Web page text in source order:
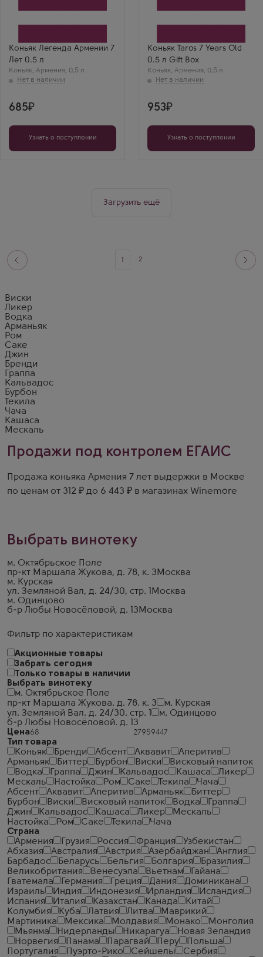
Фильтр по характеристикам
Акционные товары
Забрать сегодня
Только товары в наличии
Выбрать винотеку
м. Октябрьское Поле
пр-кт Маршала Жукова. д. 78. к. 3
м. Курская
ул. Земляной Вал. д. 24/30. стр. 1
м. Одинцово
б-р Любы Новосёловой. д. 13
Цена
Тип товара
Коньяк
Бренди Абсент Аквавит
Аперитив
Арманьяк
Биттер Бурбон Виски
Висковый напиток
Водка
Граппа Джин Кальвадос Кашаса
Ликер
Мескаль
Настойка Ром Саке Текила
Чача
Абсент
Аквавит Аперитив Арманьяк
Биттер
Бурбон
Виски Висковый напиток Водка
Граппа
Джин
Кальвадос Кашаса Ликер
Мескаль
Настойка
Ром Саке Текила
Чача
Страна
Армения
Грузия Россия Франция
Узбекистан
Абхазия
Австралия Австрия Азербайджан
Англия
Барбадос
Беларусь Бельгия Болгария
Бразилия
Великобритания
Венесуэла Вьетнам
Гайана
Гватемала
Германия Греция Дания
Доминикана
Израиль
Индия Индонезия Ирландия
Исландия
Испания
Италия Казахстан Канада
Китай
Колумбия
Куба Латвия Литва
Маврикий
Мартиника
Мексика Молдавия Монако
Монголия
Мьянма
Нидерланды Никарагуа
Новая Зеландия
Норвегия
Панама Парагвай Перу
Польша
Португалия
Пуэрто-Рико Сейшелы
Сербия
Коньяк Легенда Армении 7
Лет 0.5 л
Коньяк, Армения, 0,5 л
Years Old
Выдержка
7 лет
685
Узнать о поступлении
Коньяк Taros 7 Years Old
0.5 л Gift Box
Коньяк, Армения, 0,5 л
подарочной коробке
7 лет
953
Узнать о поступлении
Загрузить ещё
2
Виски
Ликер
Водка
Арманьяк
Ром
Саке
Джин
Бренди
Граппа
Кальвадос
Бурбон
Текила
Чача
Кашаса
Мескаль
Продажи под контролем ЕГАИС
Продажа коньяка Армения 7 лет выдержки в Москве
по ценам от 312 ₽ до 6 443 ₽ в магазинах Winemore
Выбрать винотеку
м. Октябрьское Поле
пр-кт Маршала Жукова, д. 78, к. 3 Москва
м. Курская
ул. Земляной Вал, д. 24/30, стр. 1
Москва
м. Одинцово
б-р Любы Новосёловой, д. 13 Москва